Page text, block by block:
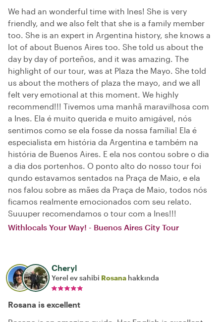
We had an wonderful time with Ines! She is very
friendly, and we also felt that she is a family member
too. She is an expert in Argentina history, she knows a
lot of about Buenos Aires too. She told us about the
day by day of porteños, and it was amazing. The
highlight of our tour, was at Plaza the Mayo. She told
us about the mothers of plaza the mayo, and we all
felt very emotional at this moment. We highly
recommend!!! Tivemos uma manhã maravilhosa com
a Ines. Ela é muito querida e muito amigável, nós
sentimos como se ela fosse da nossa família! Ela é
especialista em história da Argentina e também na
história de Buenos Aires. E ela nos contou sobre o dia
a dia dos portenhos. O ponto alto do nosso tour foi
qundo estavamos sentados na Praça de Maio, e ela
nos falou sobre as mães da Praça de Maio, todos nós
ficamos realmente emocionados com seu relato.
Suuuper recomendamos o tour com a Ines!!!
Withlocals Your Way! - Buenos Aires City Tour
Cheryl
Yerel ev sahibi Rosana hakkında
Rosana is excellent